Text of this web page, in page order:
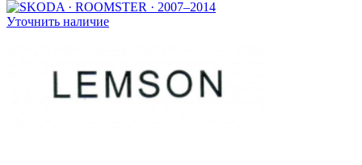
Уточнить наличие